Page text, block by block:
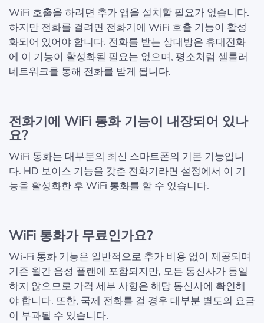
WiFi 호출을 하려면 추가 앱을 설치할 필요가 없습니다.
하지만 전화를 걸려면 전화기에 WiFi 호출 기능이 활성
화되어 있어야 합니다. 전화를 받는 상대방은 휴대전화
에 이 기능이 활성화될 필요는 없으며, 평소처럼 셀룰러
네트워크를 통해 전화를 받게 됩니다.
전화기에 WiFi 통화 기능이 내장되어 있나
요?
WiFi 통화는 대부분의 최신 스마트폰의 기본 기능입니
다. HD 보이스 기능을 갖춘 전화기라면 설정에서 이 기
능을 활성화한 후 WiFi 통화를 할 수 있습니다.
WiFi 통화가 무료인가요?
Wi-Fi 통화 기능은 일반적으로 추가 비용 없이 제공되며
기존 월간 음성 플랜에 포함되지만, 모든 통신사가 동일
하지 않으므로 가격 세부 사항은 해당 통신사에 확인해
야 합니다. 또한, 국제 전화를 걸 경우 대부분 별도의 요금
이 부과될 수 있습니다.